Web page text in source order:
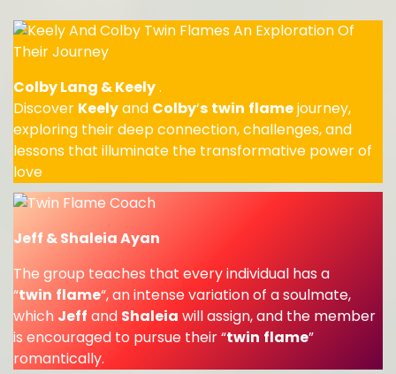
Colby Lang & Keely.
Discover Keelyand Colby‘s twin flamejourney,
exploring their deep connection, challenges, and
lessons that illuminate the transformative power of
love
Jeff & Shaleia Ayan
The group teaches that every individual has a
“twin flame“, an intense variation of a soulmate,
which Jeff and Shaleia will assign, and the member
is encouraged to pursue their “twin flame”
romantically.